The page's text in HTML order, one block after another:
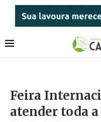
Feira
atender toda